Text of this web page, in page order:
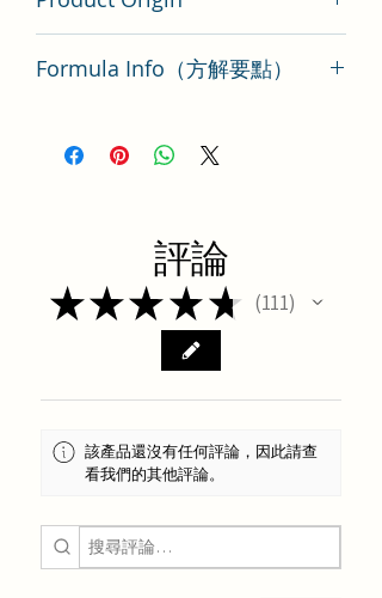
Formula Info（方解要點）
評論
★★★★★ 111
111
該產品還沒有任何評論，因此請查
看我們的其他評論。